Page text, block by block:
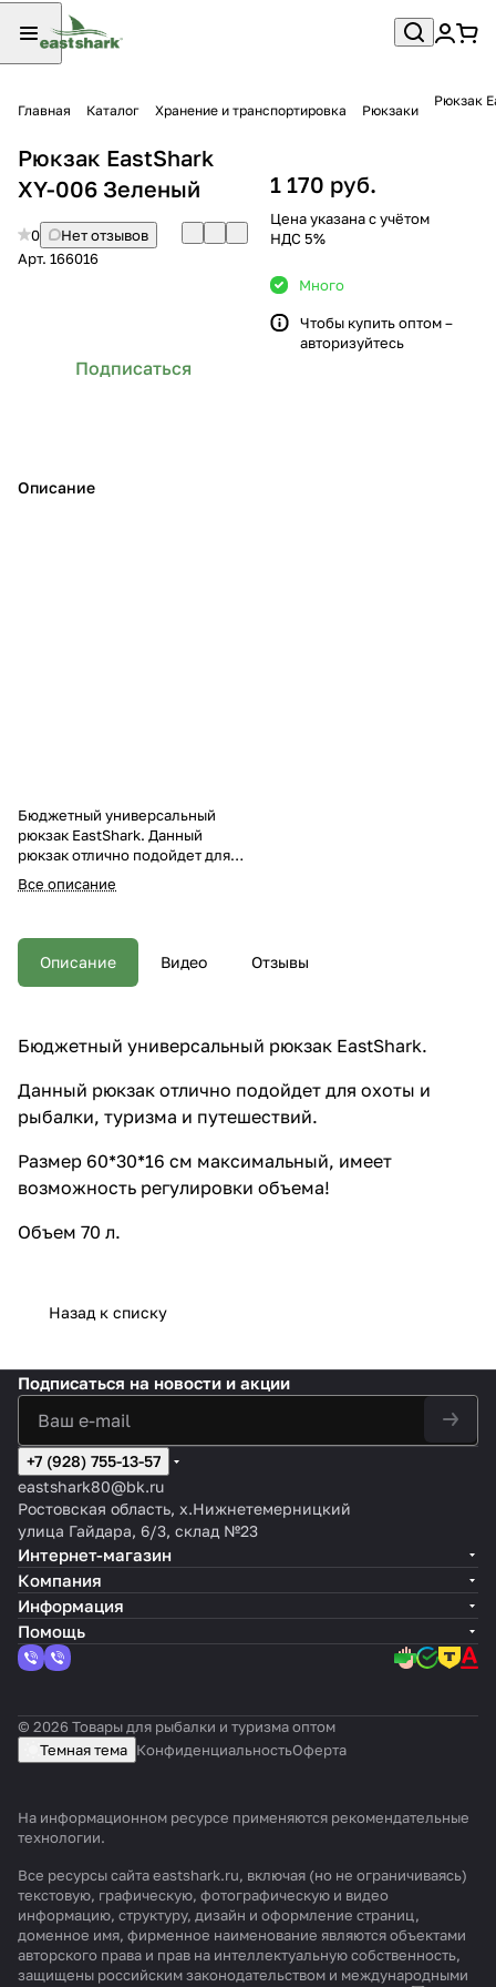
Главная Каталог Хранение и транспортировка Рюкзаки
Рюкзак
Рюкзак EastShark
XY-006 Зеленый
0
Нет отзывов
Арт. 166016
Подписаться
Описание
Бюджетный универсальный
рюкзак EastShark. Данный
рюкзак отлично подойдет для
охоты и рыбалки, туризма и
путешествий. Размер 60*30*16
возможность регулировки
объема! Объем 70 л.
Все описание
1 170 руб.
Цена указана с учётом
НДС 5%
Много
Чтобы купить оптом –
авторизуйтесь
Описание Видео Отзывы
Бюджетный универсальный рюкзак EastShark.
Данный рюкзак отлично подойдет для охоты и
рыбалки, туризма и путешествий.
Размер 60*30*16 см максимальный, имеет
возможность регулировки объема!
Объем 70 л.
Назад к списку
Подписаться на новости и акции
+7 (928) 755-13-57
eastshark80@bk.ru
Ростовская область, х.Нижнетемерницкий
улица Гайдара, 6/3, склад №23
Интернет-магазин
Компания
Информация
Помощь
© 2026 Товары для рыбалки и туризма оптом
Темная тема КонфиденциальностьОферта
На информационном ресурсе применяются рекомендательные
технологии.
Все ресурсы сайта eastshark.ru, включая (но не ограничиваясь)
текстовую, графическую, фотографическую и видео
информацию, структуру, дизайн и оформление страниц,
доменное имя, фирменное наименование являются объектами
авторского права и прав на интеллектуальную собственность,
защищены российским законодательством и международными